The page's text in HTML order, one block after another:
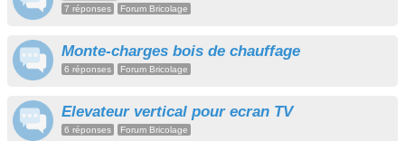
7 réponses Forum Bricolage
Monte-charges bois de chauffage
6 réponses Forum Bricolage
Elevateur vertical pour ecran TV
6 réponses Forum Bricolage